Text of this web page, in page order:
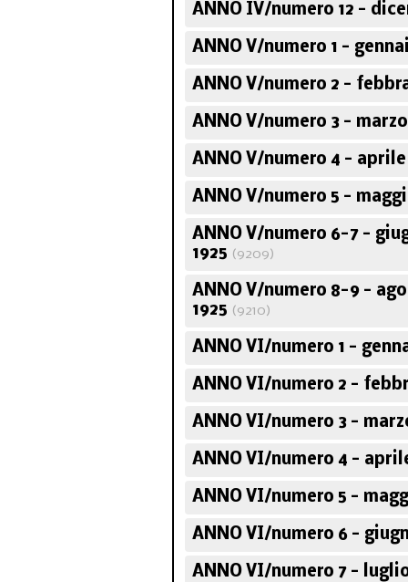
ANNO IV/numero 12 -
ANNO V/numero 1 -
ANNO V/numero 2 -
ANNO V/numero 3 - marzo
ANNO V/numero 4 - aprile
ANNO V/numero 5 -
ANNO V/numero 6-7 -
1925 (9209)
ANNO V/numero 8-9 -
1925 (9210)
ANNO VI/numero 1 -
ANNO VI/numero 2 -
ANNO VI/numero 3 -
ANNO VI/numero 4 -
ANNO VI/numero 5 -
ANNO VI/numero 6 -
ANNO VI/numero 7 -